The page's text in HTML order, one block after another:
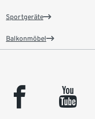
Sportgeräte
Balkonmöbel
facebook youtube